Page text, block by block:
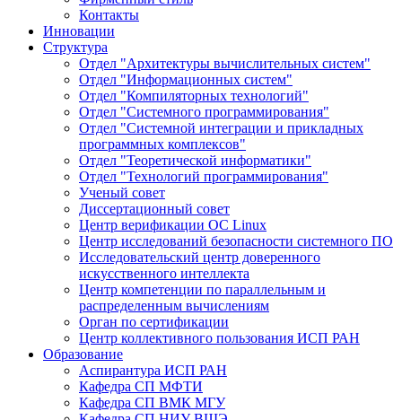
Контакты
Инновации
Структура
Отдел "Архитектуры вычислительных систем"
Отдел "Информационных систем"
Отдел "Компиляторных технологий"
Отдел "Системного программирования"
Отдел "Системной интеграции и прикладных
программных комплексов"
Отдел "Теоретической информатики"
Отдел "Технологий программирования"
Ученый совет
Диссертационный совет
Центр верификации ОС Linux
Центр исследований безопасности системного ПО
Исследовательский центр доверенного
искусственного интеллекта
Центр компетенции по параллельным и
распределенным вычислениям
Орган по сертификации
Центр коллективного пользования ИСП РАН
Образование
Аспирантура ИСП РАН
Кафедра СП МФТИ
Кафедра СП ВМК МГУ